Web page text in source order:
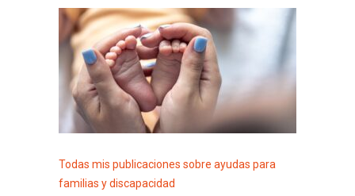
Todas mis publicaciones sobre ayudas para
familias y discapacidad